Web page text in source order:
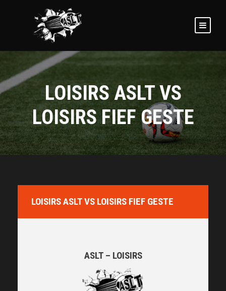
LOISIRS ASLT VS
LOISIRS FIEF GESTE
LOISIRS ASLT VS LOISIRS FIEF GESTE
ASLT – LOISIRS